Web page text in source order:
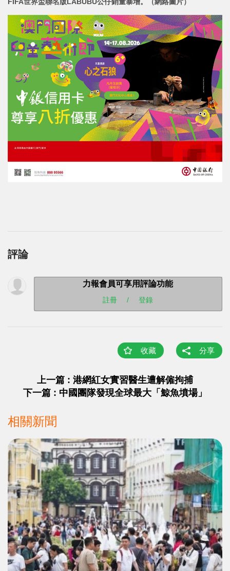
評論
力報會員可享用評論功能
註冊 / 登錄
收藏 分享
上一篇 : 港網紅女實習醫生遭解僱拘捕
下一篇 : 中國團隊發現全球最大「鯨魚墳場」
相關新聞